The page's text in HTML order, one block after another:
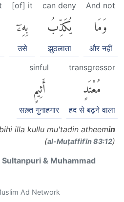
And not
وَمَا
और नहीं
can deny
يُكَذِّبُ
झुठलाता
[of] it
بِهِۦٓ
उसे
transgressor
مُعْتَدٍ
हद से बढ़ने वाला
sinful
أَثِيمٍ
सख़्त गुनाहगार
illa kullu mu'tadin atheemin
(al-Muṭaffifīn 83:12)
& Muhammad
Ad Network